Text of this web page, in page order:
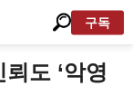
구독
도 ‘악영